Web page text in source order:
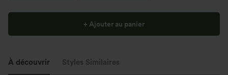
+ Ajouter au panier
À découvrir Styles Similaires